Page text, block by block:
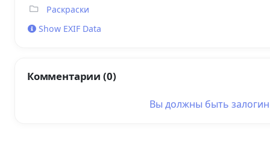
Раскраски
Show EXIF Data
Комментарии (0)
Вы должны быть